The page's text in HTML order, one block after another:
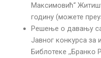
Максимовић“
годину (можете
Решење о давању
Јавног конкурса
Библотеке ,,Бранко